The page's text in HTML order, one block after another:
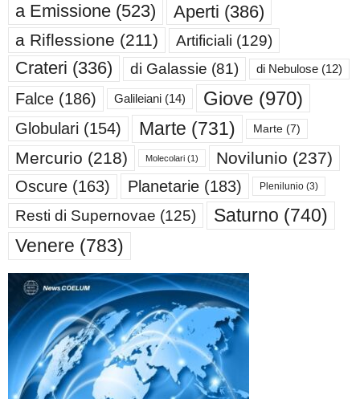
a Emissione (523) Aperti (386)
a Riflessione (211) Artificiali (129)
Crateri (336) di Galassie (81) di Nebulose (12)
Falce (186) Galileiani (14) Giove (970)
Globulari (154) Marte (731) Marte (7)
Mercurio (218) Molecolari (1) Novilunio (237)
Oscure (163) Planetarie (183) Plenilunio (3)
Resti di Supernovae (125) Saturno (740)
Venere (783)